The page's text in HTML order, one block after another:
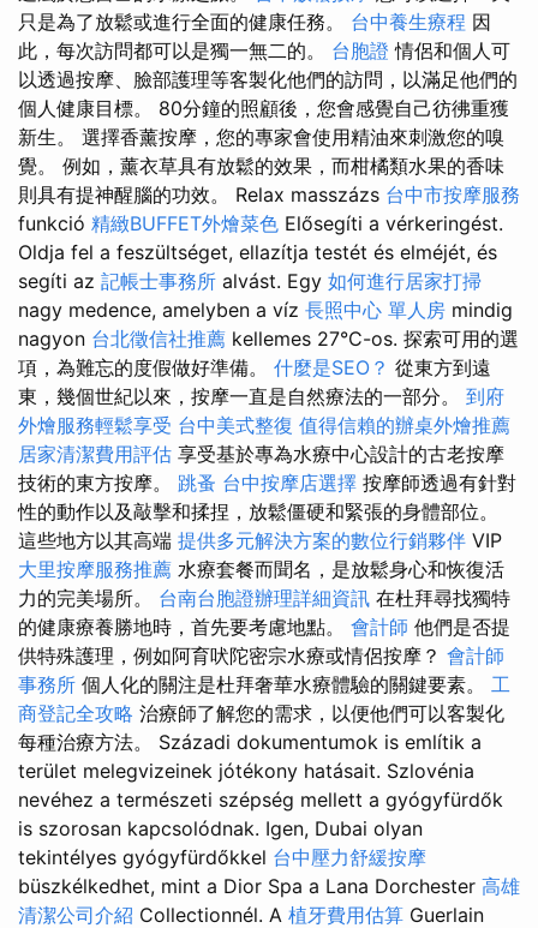
只是為了放鬆或進行全面的健康任務。 台中養生療程 因
此，每次訪問都可以是獨一無二的。 台胞證 情侶和個人可
以透過按摩、臉部護理等客製化他們的訪問，以滿足他們的
個人健康目標。 80分鐘的照顧後，您會感覺自己彷彿重獲
新生。 選擇香薰按摩，您的專家會使用精油來刺激您的嗅
覺。 例如，薰衣草具有放鬆的效果，而柑橘類水果的香味
則具有提神醒腦的功效。 Relax masszázs 台中市按摩服務
funkció 精緻BUFFET外燴菜色 Elősegíti a vérkeringést.
Oldja fel a feszültséget, ellazítja testét és elméjét, és
segíti az 記帳士事務所 alvást. Egy 如何進行居家打掃
nagy medence, amelyben a víz 長照中心 單人房 mindig
nagyon 台北徵信社推薦 kellemes 27°C-os. 探索可用的選
項，為難忘的度假做好準備。 什麼是SEO？ 從東方到遠
東，幾個世紀以來，按摩一直是自然療法的一部分。 到府
外燴服務輕鬆享受 台中美式整復 值得信賴的辦桌外燴推薦
居家清潔費用評估 享受基於專為水療中心設計的古老按摩
技術的東方按摩。 跳蚤 台中按摩店選擇 按摩師透過有針對
性的動作以及敲擊和揉捏，放鬆僵硬和緊張的身體部位。
這些地方以其高端 提供多元解決方案的數位行銷夥伴 VIP
大里按摩服務推薦 水療套餐而聞名，是放鬆身心和恢復活
力的完美場所。 台南台胞證辦理詳細資訊 在杜拜尋找獨特
的健康療養勝地時，首先要考慮地點。 會計師 他們是否提
供特殊護理，例如阿育吠陀密宗水療或情侶按摩？ 會計師
事務所 個人化的關注是杜拜奢華水療體驗的關鍵要素。 工
商登記全攻略 治療師了解您的需求，以便他們可以客製化
每種治療方法。 Századi dokumentumok is említik a
terület melegvizeinek jótékony hatásait. Szlovénia
nevéhez a természeti szépség mellett a gyógyfürdők
is szorosan kapcsolódnak. Igen, Dubai olyan
tekintélyes gyógyfürdőkkel 台中壓力舒緩按摩
büszkélkedhet, mint a Dior Spa a Lana Dorchester 高雄
清潔公司介紹 Collectionnél. A 植牙費用估算 Guerlain